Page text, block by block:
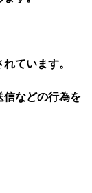
ています。
信などの行為を